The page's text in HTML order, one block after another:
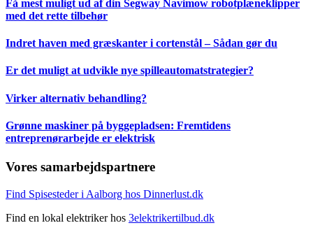
Få mest muligt ud af din Segway Navimow robotplæneklipper
med det rette tilbehør
Indret haven med græskanter i cortenstål – Sådan gør du
Er det muligt at udvikle nye spilleautomatstrategier?
Virker alternativ behandling?
Grønne maskiner på byggepladsen: Fremtidens
entreprenørarbejde er elektrisk
Vores samarbejdspartnere
Find Spisesteder i Aalborg hos Dinnerlust.dk
Find en lokal elektriker hos 3elektrikertilbud.dk